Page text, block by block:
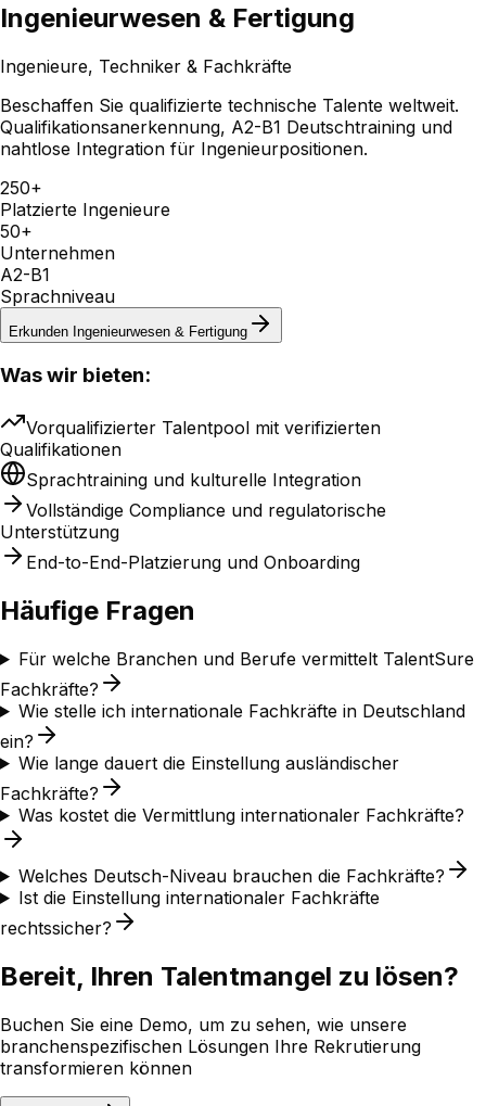
Ingenieurwesen & Fertigung
Ingenieure, Techniker & Fachkräfte
Beschaffen Sie qualifizierte technische Talente weltweit.
Qualifikationsanerkennung, A2-B1 Deutschtraining und
nahtlose Integration für Ingenieurpositionen.
250+
Platzierte Ingenieure
50+
Unternehmen
A2-B1
Sprachniveau
Erkunden Ingenieurwesen & Fertigung
Was wir bieten:
Vorqualifizierter Talentpool mit verifizierten
Qualifikationen
Sprachtraining und kulturelle Integration
Vollständige Compliance und regulatorische
Unterstützung
End-to-End-Platzierung und Onboarding
Häufige Fragen
Für welche Branchen und Berufe vermittelt TalentSure
Fachkräfte?
Wie stelle ich internationale Fachkräfte in Deutschland
ein?
Wie lange dauert die Einstellung ausländischer
Fachkräfte?
Was kostet die Vermittlung internationaler Fachkräfte?
Welches Deutsch-Niveau brauchen die Fachkräfte?
Ist die Einstellung internationaler Fachkräfte
rechtssicher?
Bereit, Ihren Talentmangel zu lösen?
Buchen Sie eine Demo, um zu sehen, wie unsere
branchenspezifischen Lösungen Ihre Rekrutierung
transformieren können